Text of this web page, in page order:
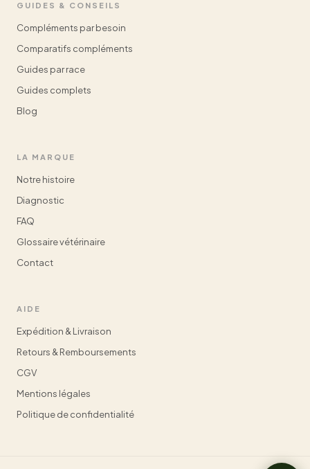
GUIDES & CONSEILS
Compléments par besoin
Comparatifs compléments
Guides par race
Guides complets
Blog
LA MARQUE
Notre histoire
Diagnostic
FAQ
Glossaire vétérinaire
Contact
AIDE
Expédition & Livraison
Retours & Remboursements
CGV
Mentions légales
Politique de confidentialité